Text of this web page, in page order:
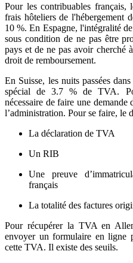
Pour les contribuables
frais hôteliers de l'hébergement
10 %. En Espagne, l'intégralité
sous condition de ne pas être
pays et de ne pas avoir cherché
droit de remboursement.
En Suisse, les nuits passées
spécial de 3.7 % de TVA.
nécessaire de faire une demande
l’administration. Pour se faire, le
La déclaration de TVA
Un RIB
Une preuve
français
La totalité des factures
Pour récupérer la TVA en
envoyer un formulaire en ligne
cette TVA. Il existe des seuils.